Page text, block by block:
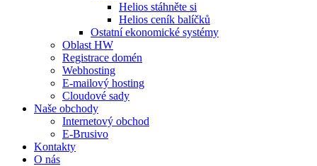
Helios stáhněte si
Helios ceník balíčků
Ostatní ekonomické systémy
Oblast HW
Registrace domén
Webhosting
E-mailový hosting
Cloudové sady
Naše obchody
Internetový obchod
E-Brusivo
Kontakty
O nás